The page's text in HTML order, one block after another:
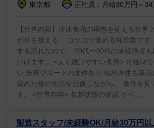
レア・ビューティの創設者であるセレ
コーディングした後にディズニーによ
ダーとして売り出されるまで、実際に
りはなかったことを認めた。「ディズ
機械と言っても過言ではなく、私がテ
るように、私に歌の勉強をさせるの。
る方法を知ってる。私は女優になりた
東京都
正社員：月給30万円～34
【仕事内容】冷凍食品の梱包を覚える仕事
がりを整える、 コツコツ進める軽作業です
する流れなので、 20代〜30代の未経験者
いけます。 <長く続けやすい条件> 月給制
い 寮費サポートの案件あり 福利厚生も事前
始めた後の生活を想像しながら、 条件を見
す。 <仕事内容> 包装状態の確認 ラベ...
製造スタッフ/未経験OK/月給30万円以